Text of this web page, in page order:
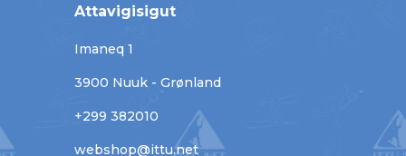
Attavigisigut
Imaneq 1
3900 Nuuk - Grønland
+299 382010
webshop@ittu.net